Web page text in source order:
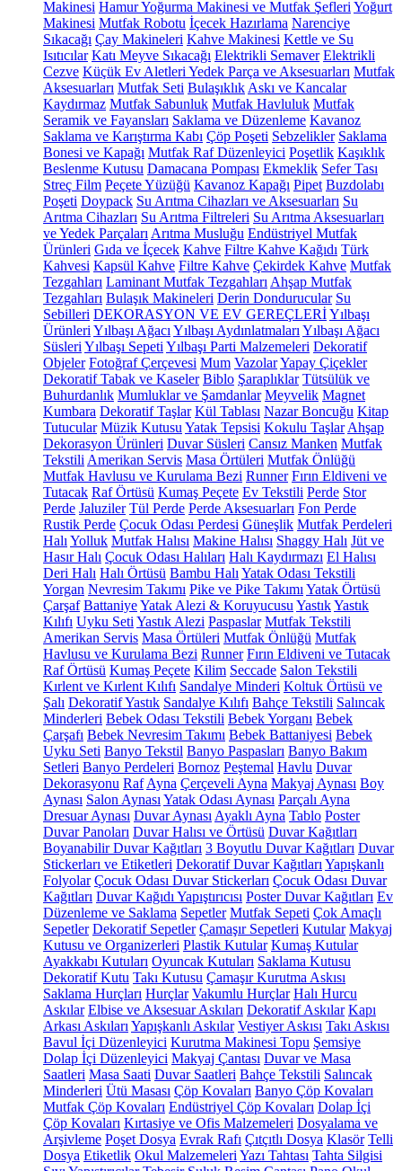
Makinesi Hamur Yoğurma Makinesi ve Mutfak Şefleri Yoğurt
Makinesi Mutfak Robotu İçecek Hazırlama Narenciye
Sıkacağı Çay Makineleri Kahve Makinesi Kettle ve Su
Isıtıcılar Katı Meyve Sıkacağı Elektrikli Semaver Elektrikli
Cezve Küçük Ev Aletleri Yedek Parça ve Aksesuarları Mutfak
Aksesuarları Mutfak Seti Bulaşıklık Askı ve Kancalar
Kaydırmaz Mutfak Sabunluk Mutfak Havluluk Mutfak
Seramik ve Fayansları Saklama ve Düzenleme Kavanoz
Saklama ve Karıştırma Kabı Çöp Poşeti Sebzelikler Saklama
Bonesi ve Kapağı Mutfak Raf Düzenleyici Poşetlik Kaşıklık
Beslenme Kutusu Damacana Pompası Ekmeklik Sefer Tası
Streç Film Peçete Yüzüğü Kavanoz Kapağı Pipet Buzdolabı
Poşeti Doypack Su Arıtma Cihazları ve Aksesuarları Su
Arıtma Cihazları Su Arıtma Filtreleri Su Arıtma Aksesuarları
ve Yedek Parçaları Arıtma Musluğu Endüstriyel Mutfak
Ürünleri Gıda ve İçecek Kahve Filtre Kahve Kağıdı Türk
Kahvesi Kapsül Kahve Filtre Kahve Çekirdek Kahve Mutfak
Tezgahları Laminant Mutfak Tezgahları Ahşap Mutfak
Tezgahları Bulaşık Makineleri Derin Dondurucular Su
Sebilleri DEKORASYON VE EV GEREÇLERİYılbaşı
Ürünleri Yılbaşı Ağacı Yılbaşı Aydınlatmaları Yılbaşı Ağacı
Süsleri Yılbaşı Sepeti Yılbaşı Parti Malzemeleri Dekoratif
Objeler Fotoğraf Çerçevesi Mum VazolarYapay Çiçekler
Dekoratif Tabak ve Kaseler Biblo Şaraplıklar Tütsülük ve
Buhurdanlık Mumluklar ve Şamdanlar Meyvelik Magnet
Kumbara Dekoratif Taşlar Kül Tablası Nazar Boncuğu Kitap
Tutucular Müzik Kutusu Yatak Tepsisi Kokulu Taşlar Ahşap
Dekorasyon Ürünleri Duvar Süsleri Cansız Manken Mutfak
Tekstili Amerikan Servis Masa Örtüleri Mutfak Önlüğü
Mutfak Havlusu ve Kurulama Bezi Runner Fırın Eldiveni ve
Tutacak Raf Örtüsü Kumaş Peçete Ev Tekstili Perde Stor
Perde Jaluziler Tül Perde Perde Aksesuarları Fon Perde
Rustik Perde Çocuk Odası Perdesi Güneşlik Mutfak Perdeleri
Halı Yolluk Mutfak Halısı Makine Halısı Shaggy Halı Jüt ve
Hasır Halı Çocuk Odası Halıları Halı Kaydırmazı El Halısı
Deri Halı Halı Örtüsü Bambu Halı Yatak Odası Tekstili
Yorgan Nevresim Takımı Pike ve Pike Takımı Yatak Örtüsü
Çarşaf BattaniyeYatak Alezi & Koruyucusu YastıkYastık
Kılıfı Uyku Seti Yastık Alezi Paspaslar Mutfak Tekstili
Amerikan Servis Masa Örtüleri Mutfak Önlüğü Mutfak
Havlusu ve Kurulama Bezi Runner Fırın Eldiveni ve Tutacak
Raf Örtüsü Kumaş Peçete Kilim Seccade Salon Tekstili
Kırlent ve Kırlent Kılıfı Sandalye Minderi Koltuk Örtüsü ve
Şalı Dekoratif Yastık Sandalye Kılıfı Bahçe Tekstili Salıncak
Minderleri Bebek Odası Tekstili Bebek Yorganı Bebek
Çarşafı Bebek Nevresim Takımı Bebek Battaniyesi Bebek
Uyku Seti Banyo Tekstil Banyo Paspasları Banyo Bakım
Setleri Banyo Perdeleri Bornoz Peştemal Havlu Duvar
Dekorasyonu Raf Ayna Çerçeveli Ayna Makyaj Aynası Boy
Aynası Salon Aynası Yatak Odası Aynası Parçalı Ayna
Dresuar Aynası Duvar Aynası Ayaklı Ayna Tablo Poster
Duvar Panoları Duvar Halısı ve Örtüsü Duvar Kağıtları
Boyanabilir Duvar Kağıtları 3 Boyutlu Duvar Kağıtları Duvar
Stickerları ve Etiketleri Dekoratif Duvar Kağıtları Yapışkanlı
Folyolar Çocuk Odası Duvar Stickerları Çocuk Odası Duvar
Kağıtları Duvar Kağıdı Yapıştırıcısı Poster Duvar Kağıtları Ev
Düzenleme ve Saklama Sepetler Mutfak Sepeti Çok Amaçlı
Sepetler Dekoratif Sepetler Çamaşır Sepetleri Kutular Makyaj
Kutusu ve Organizerleri Plastik Kutular Kumaş Kutular
Ayakkabı Kutuları Oyuncak Kutuları Saklama Kutusu
Dekoratif Kutu Takı Kutusu Çamaşır Kurutma Askısı
Saklama Hurçları Hurçlar Vakumlu Hurçlar Halı Hurcu
Askılar Elbise ve Aksesuar Askıları Dekoratif Askılar Kapı
Arkası Askıları Yapışkanlı Askılar Vestiyer Askısı Takı Askısı
Bavul İçi Düzenleyici Kurutma Makinesi Topu Şemsiye
Dolap İçi Düzenleyici Makyaj Çantası Duvar ve Masa
Saatleri Masa Saati Duvar Saatleri Bahçe Tekstili Salıncak
Minderleri Ütü Masası Çöp Kovaları Banyo Çöp Kovaları
Mutfak Çöp Kovaları Endüstriyel Çöp Kovaları Dolap İçi
Çöp Kovaları Kırtasiye ve Ofis Malzemeleri Dosyalama ve
Arşivleme Poşet Dosya Evrak Rafı Çıtçıtlı Dosya Klasör Telli
Dosya Etiketlik Okul Malzemeleri Yazı Tahtası Tahta Silgisi